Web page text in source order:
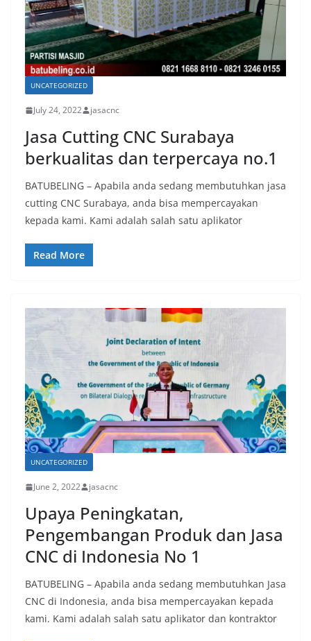
UNCATEGORIZED
July 24, 2022 jasacnc
Jasa Cutting CNC Surabaya
berkualitas dan terpercaya no.1
BATUBELING – Apabila anda sedang membutuhkan jasa
cutting CNC Surabaya, anda bisa mempercayakan
kepada kami. Kami adalah salah satu aplikator
Read More
UNCATEGORIZED
June 2, 2022 jasacnc
Upaya Peningkatan,
Pengembangan Produk dan Jasa
CNC di Indonesia No 1
BATUBELING – Apabila anda sedang membutuhkan Jasa
CNC di Indonesia, anda bisa mempercayakan kepada
kami. Kami adalah salah satu aplikator dan kontraktor